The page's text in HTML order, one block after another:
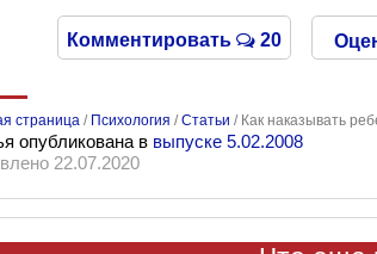
Комментировать 20
страница / Психология /Статьи / Как наказывать
опубликована в выпуске 5.02.2008
22.07.2020